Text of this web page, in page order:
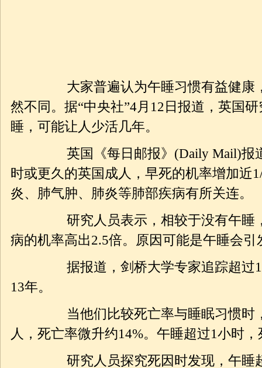
大家普遍认为午睡习惯有益健康，
然不同。据“中央社”4月12日报道，英国
睡，可能让人少活几年。
英国《每日邮报》(Daily Mail)报道
时或更久的英国成人，早死的机率增加近
炎、肺气肿、肺炎等肺部疾病有所关连。
研究人员表示，相较于没有午睡，
病的机率高出2.5倍。原因可能是午睡会引
据报道，剑桥大学专家追踪超过1万
13年。
当他们比较死亡率与睡眠习惯时，
人，死亡率微升约14%。午睡超过1小时
研究人员探究死因时发现，午睡超